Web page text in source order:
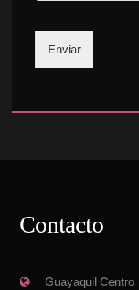
Enviar
Contacto
Guayaquil Centro